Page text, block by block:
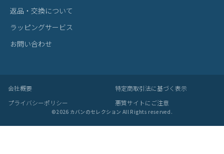
返品・交換について
ラッピングサービス
お問い合わせ
会社概要
特定商取引法に基づく表示
プライバシーポリシー
悪質サイトにご注意
©2026 カバンのセレクション All Rights reserved.